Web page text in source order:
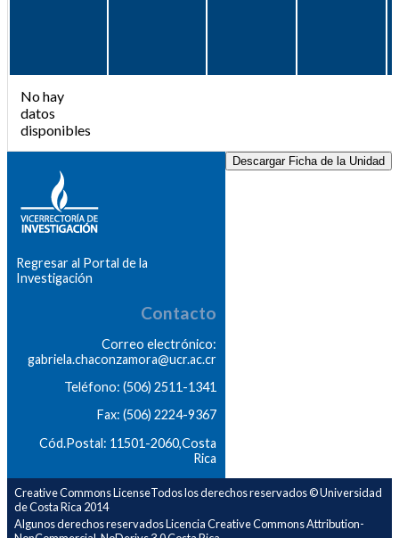
No hay
datos
disponibles
Descargar Ficha de la Unidad
Regresar al Portal de la
Investigación
Contacto
Correo electrónico:
gabriela.chaconzamora@ucr.ac.cr
Teléfono: (506) 2511-1341
Fax: (506) 2224-9367
Cód.Postal: 11501-2060,Costa
Rica
Creative Commons LicenseTodos los derechos reservados © Universidad
de Costa Rica 2014
Algunos derechos reservados Licencia Creative Commons Attribution-